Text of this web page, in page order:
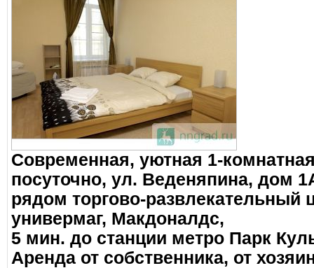
Современная, уютная 1-
посуточно, ул. Веденяпина, дом
рядом торгово-
универмаг, Макдоналдс,
5 мин. до станции метро Парк
Аренда от собственника, от